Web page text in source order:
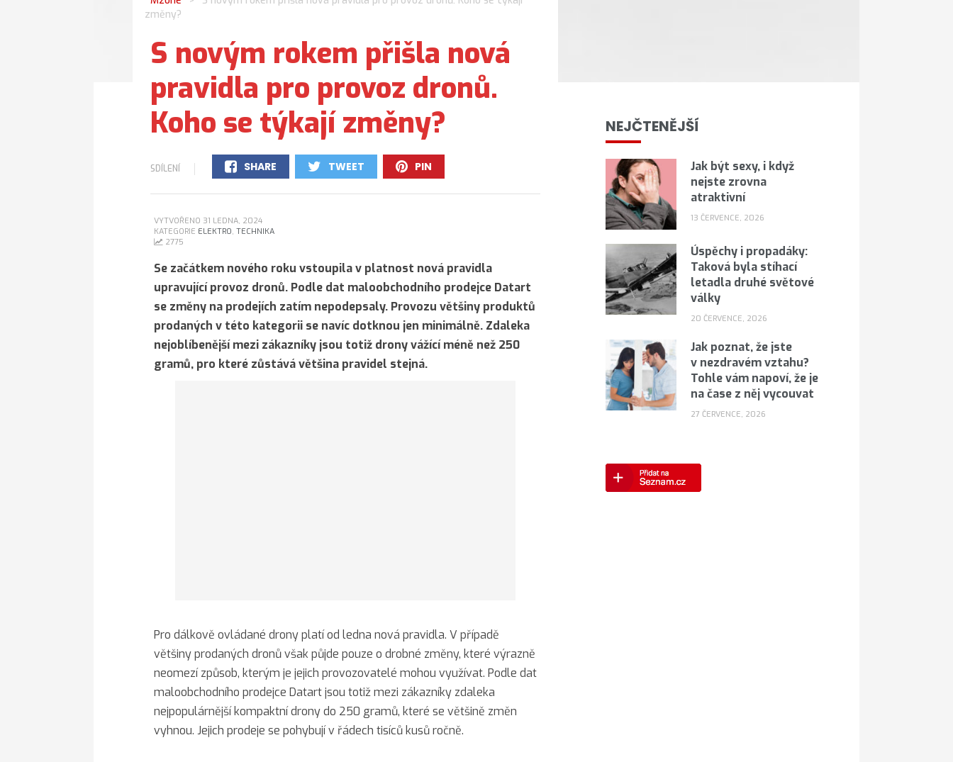
změny?
S novým rokem přišla nová
pravidla pro provoz dronů.
Koho se týkají změny?
SDÍLENÍ
SHARE
0
TWEET
0
PIN
0
VYTVOŘENO 31 LEDNA, 2024
KATEGORIE ELEKTRO, TECHNIKA
2775
Se začátkem nového roku vstoupila v platnost nová pravidla
upravující provoz dronů. Podle dat maloobchodního prodejce Datart
se změny na prodejích zatím nepodepsaly. Provozu většiny produktů
prodaných v této kategorii se navíc dotknou jen minimálně. Zdaleka
nejoblíbenější mezi zákazníky jsou totiž drony vážící méně než 250
gramů, pro které zůstává většina pravidel stejná.
Pro dálkově ovládané drony platí od ledna nová pravidla. V případě
většiny prodaných dronů však půjde pouze o drobné změny, které výrazně
neomezí způsob, kterým je jejich provozovatelé mohou využívat. Podle dat
maloobchodního prodejce Datart jsou totiž mezi zákazníky zdaleka
nejpopulárnější kompaktní drony do 250 gramů, které se většině změn
vyhnou. Jejich prodeje se pohybují v řádech tisíců kusů ročně.
NEJČTENĚJŠÍ
Jak být sexy, i když
nejste zrovna
atraktivní
13 ČERVENCE, 2026
Úspěchy i propadáky:
Taková byla stíhací
letadla druhé světové
války
20 ČERVENCE, 2026
Jak poznat, že jste
v nezdravém vztahu?
Tohle vám napoví, že je
na čase z něj vycouvat
27 ČERVENCE, 2026